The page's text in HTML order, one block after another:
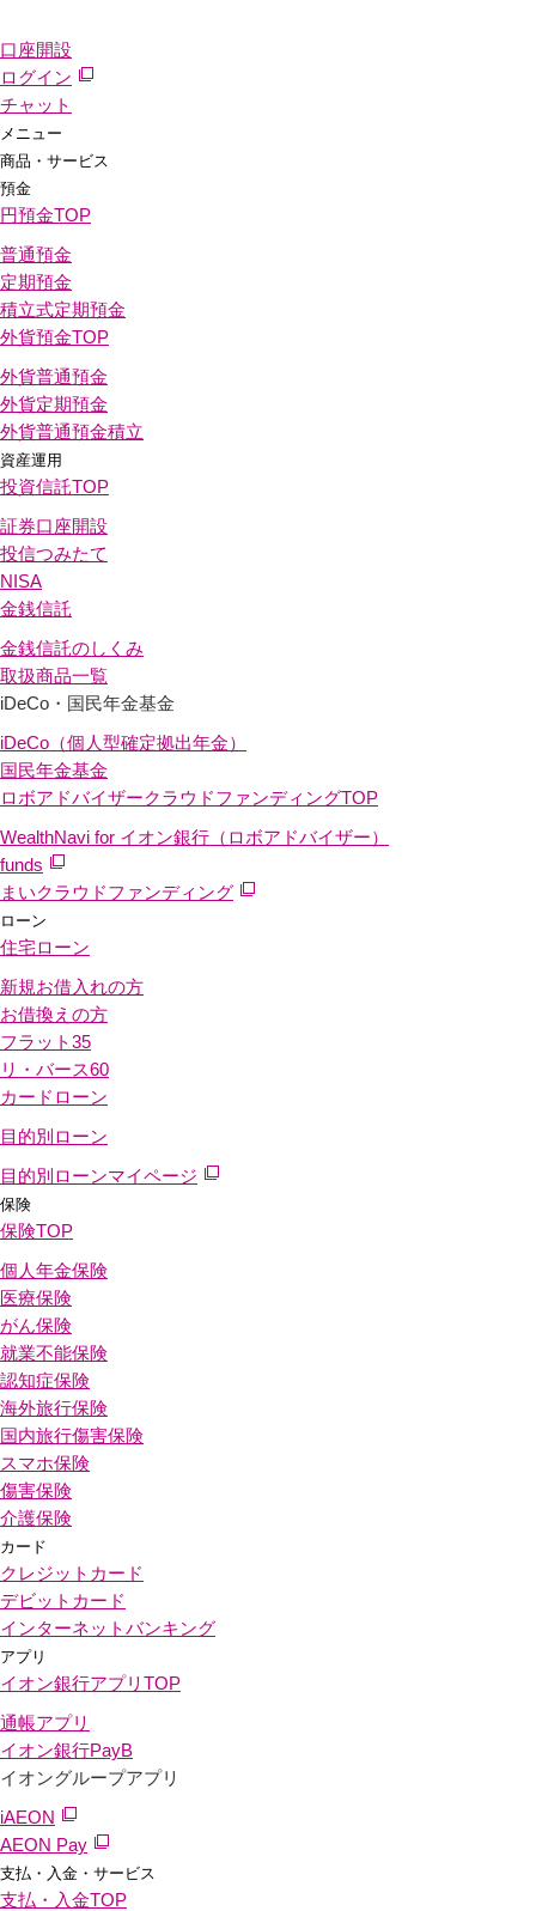
口座開設
ログイン
チャット
メニュー
商品・サービス
預金
円預金TOP
普通預金
定期預金
積立式定期預金
外貨預金TOP
外貨普通預金
外貨定期預金
外貨普通預金積立
資産運用
投資信託TOP
証券口座開設
投信つみたて
NISA
金銭信託
金銭信託のしくみ
取扱商品一覧
iDeCo・国民年金基金
iDeCo（個人型確定拠出年金）
国民年金基金
ロボアドバイザークラウドファンディングTOP
WealthNavi for イオン銀行（ロボアドバイザー）
funds
まいクラウドファンディング
ローン
住宅ローン
新規お借入れの方
お借換えの方
フラット35
リ・バース60
カードローン
目的別ローン
目的別ローンマイページ
保険
保険TOP
個人年金保険
医療保険
がん保険
就業不能保険
認知症保険
海外旅行保険
国内旅行傷害保険
スマホ保険
傷害保険
介護保険
カード
クレジットカード
デビットカード
インターネットバンキング
アプリ
イオン銀行アプリ TOP
通帳アプリ
イオン銀行PayB
イオングループアプリ
iAEON
AEON Pay
支払・入金・サービス
支払・入金TOP